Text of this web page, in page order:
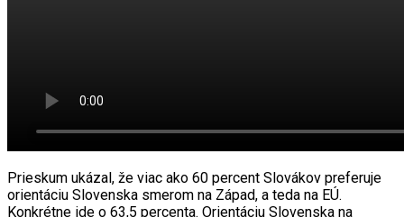
Prieskum ukázal, že viac ako 60 percent Slovákov preferuje
orientáciu Slovenska smerom na Západ, a teda na EÚ.
Konkrétne ide o 63,5 percenta. Orientáciu Slovenska na